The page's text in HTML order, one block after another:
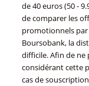
de 40 euros (50 -
de comparer les
promotionnels
Boursobank, la
difficile. Afin de ne
considérant cette
cas de